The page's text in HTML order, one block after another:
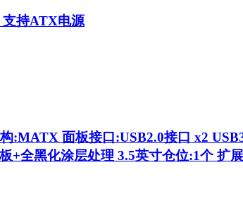
持ATX电源
:MATX 面板接口:USB2.0接口 x2
+全黑化涂层处理 3.5英寸仓位:1个 扩